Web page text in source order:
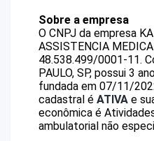
Sobre a empresa
O CNPJ da empresa
ASSISTENCIA
48.538.499/0001-11.
PAULO, SP, possui 3
fundada em 07/11/
cadastral é ATIVA e
econômica é
ambulatorial não